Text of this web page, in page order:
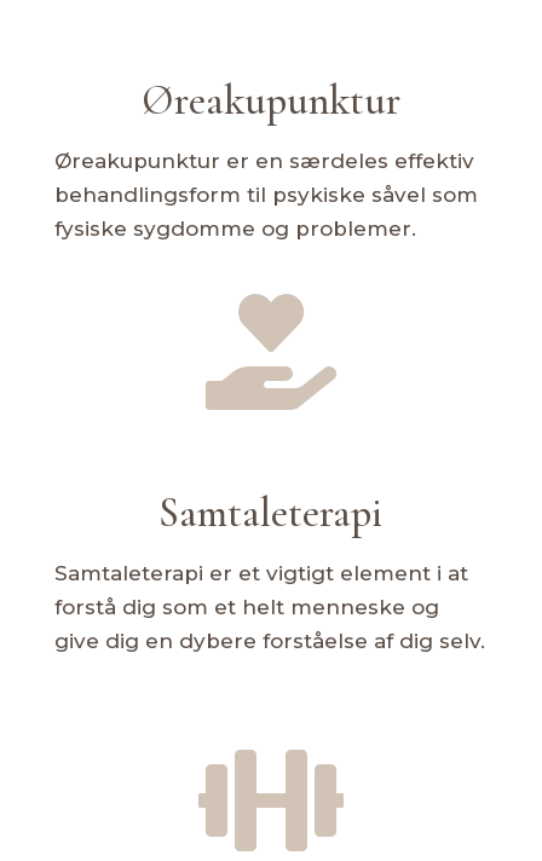
Øreakupunktur
Øreakupunktur er en særdeles effektiv
behandlingsform til psykiske såvel som
fysiske sygdomme og problemer.

Samtaleterapi
Samtaleterapi er et vigtigt element i at
forstå dig som et helt menneske og
give dig en dybere forståelse af dig selv.
